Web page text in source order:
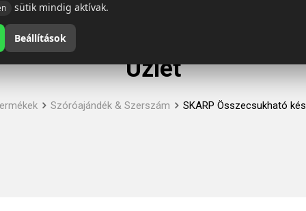
Üzlet
Szóróajándék & Szerszám SKARP Összecsukható
sütik mindig aktívak.
Beállítások